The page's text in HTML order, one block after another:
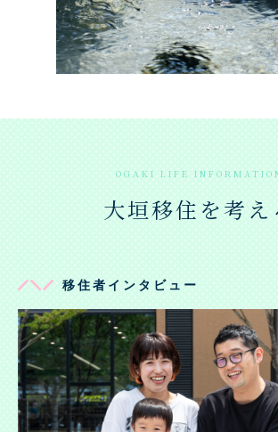
大垣移住を考え
移住者インタビュー